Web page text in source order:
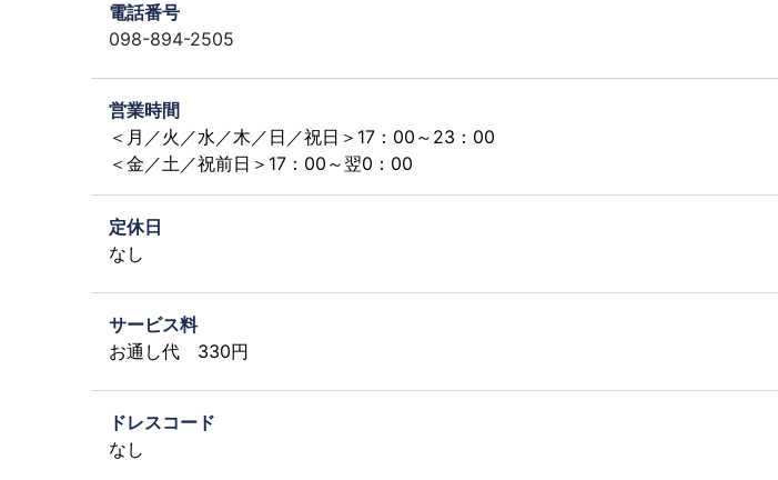
電話番号
098-894-2505
営業時間
＜月／火／水／木／日／祝日＞17：00～23：00
＜金／土／祝前日＞17：00～翌0：00
定休日
なし
サービス料
お通し代 330円
ドレスコード
なし